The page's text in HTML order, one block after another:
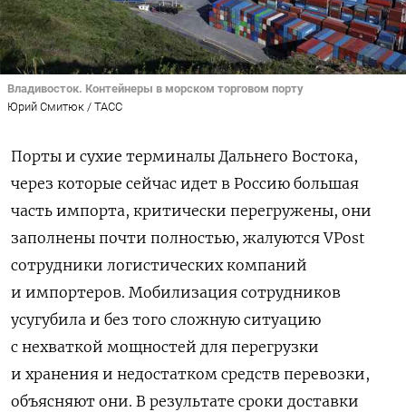
Владивосток. Контейнеры в морском торговом порту
Юрий Смитюк / ТАСС
Порты и сухие терминалы Дальнего Востока,
через которые сейчас идет в Россию большая
часть импорта, критически перегружены, они
заполнены почти полностью, жалуются VPost
сотрудники логистических компаний
и импортеров. Мобилизация сотрудников
усугубила и без того сложную ситуацию
с нехваткой мощностей для перегрузки
и хранения и недостатком средств перевозки,
объясняют они. В результате сроки доставки